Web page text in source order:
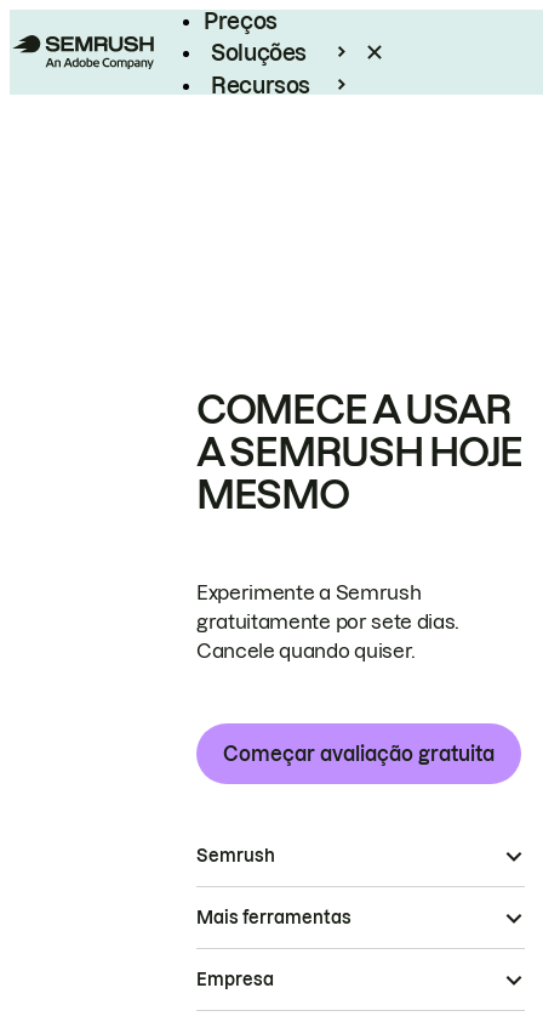
Preços
Soluções
Recursos
COMECE A USAR
A SEMRUSH HOJE
MESMO
Experimente a Semrush
gratuitamente por sete dias.
Cancele quando quiser.
Começar avaliação gratuita
Semrush
Mais ferramentas
Empresa